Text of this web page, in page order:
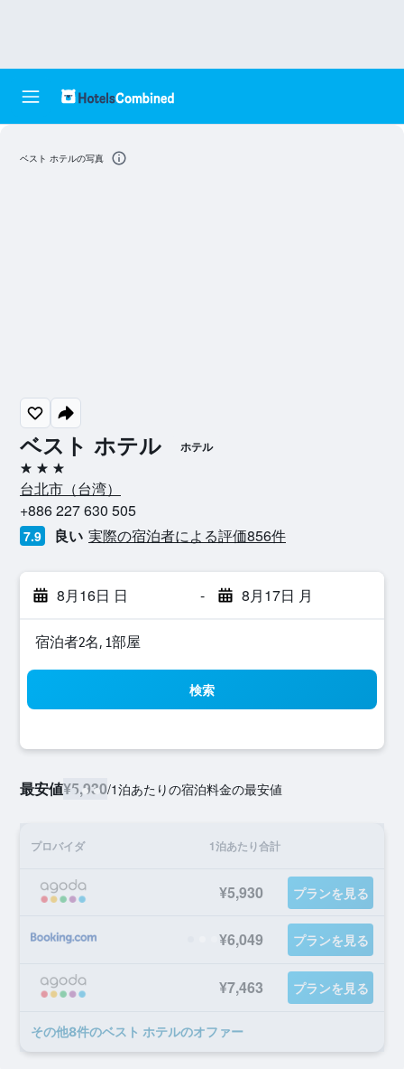
ベスト ホテル ホテル
3つ星
台北市​（台湾​）​
+886 227 630 505
7.9 良い 実際の宿泊者による評価856​件
8月16日 日 - 8月17日 月
宿泊者2名, 1​部屋
検索
最安値¥5,930/1泊あたりの宿泊料金の最安値
プロバイダ 1泊あたり合計
¥5,930 プランを見る
¥6,049 プランを見る
¥7,463 プランを見る
​その他8​件のベスト ホテルのオファー
ベスト ホテルの写真